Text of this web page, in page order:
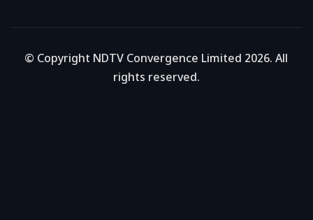
© Copyright NDTV Convergence Limited 2026. All
rights reserved.